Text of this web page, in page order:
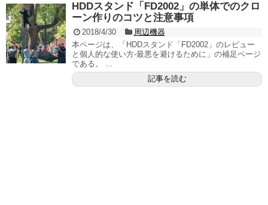
HDDスタンド「FD2002」の単体でのクロ
ーン作りのコツと注意事項
2018/4/30
周辺機器
本ページは、「HDDスタンド「FD2002」のレビュー
と個人的な使い方‐最悪を避けるために」の補足ページ
である。 ...
記事を読む